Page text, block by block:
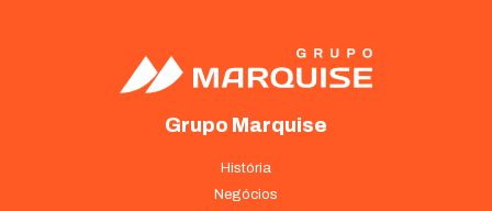
Grupo Marquise
História
Negócios